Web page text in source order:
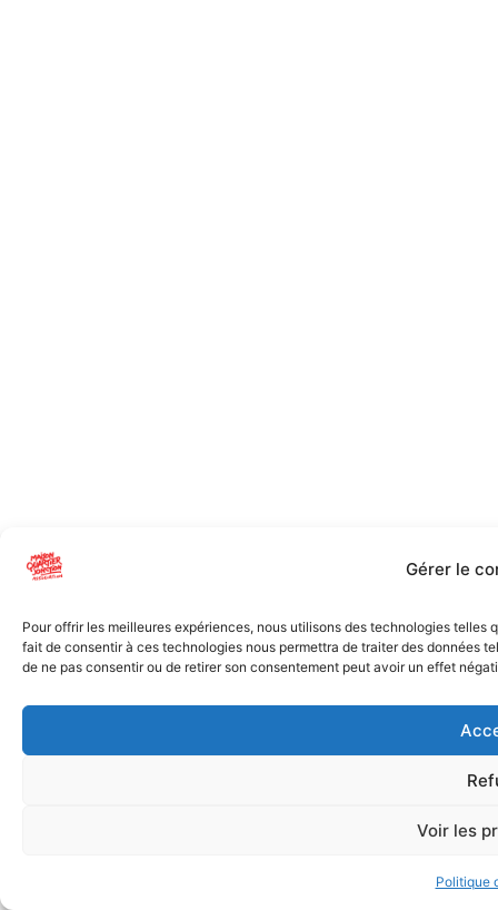
Gérer le
Pour offrir les meilleures expériences, nous utilisons des technologies
fait de consentir à ces technologies nous permettra de traiter des données
de ne pas consentir ou de retirer son consentement peut avoir un effet
Voir les
Politique